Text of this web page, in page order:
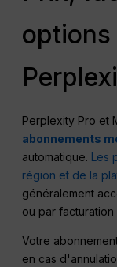
options
Perplexity Pro et
abonnements
automatique. Les
région et de la
généralement
ou par
Votre
en cas